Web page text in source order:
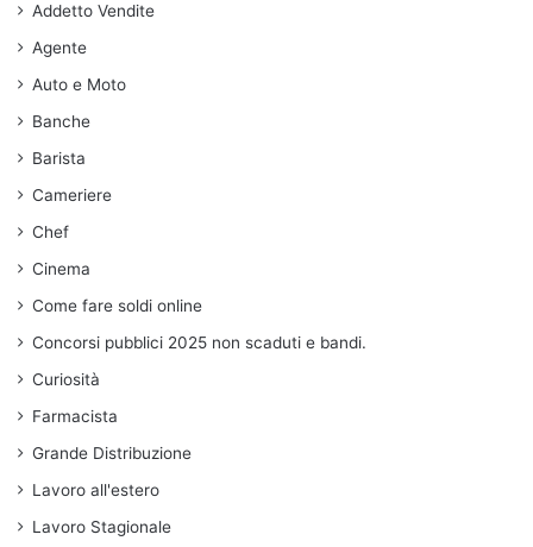
Addetto Vendite
Agente
Auto e Moto
Banche
Barista
Cameriere
Chef
Cinema
Come fare soldi online
Concorsi pubblici 2025 non scaduti e bandi.
Curiosità
Farmacista
Grande Distribuzione
Lavoro all'estero
Lavoro Stagionale